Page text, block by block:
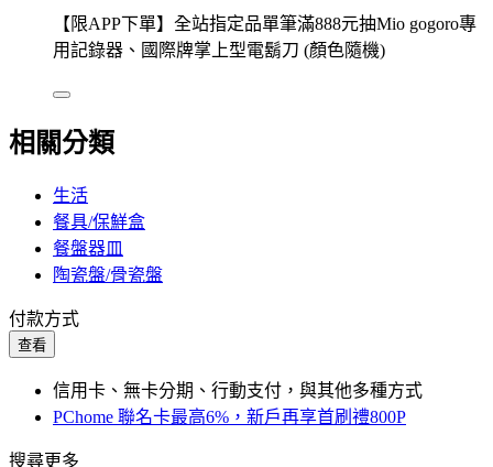
【限APP下單】全站指定品單筆滿888元抽Mio gogoro專
用記錄器、國際牌掌上型電鬍刀 (顏色隨機)
相關分類
生活
餐具/保鮮盒
餐盤器皿
陶瓷盤/骨瓷盤
付款方式
查看
信用卡、無卡分期、行動支付，與其他多種方式
PChome 聯名卡最高6%，新戶再享首刷禮800P
搜尋更多